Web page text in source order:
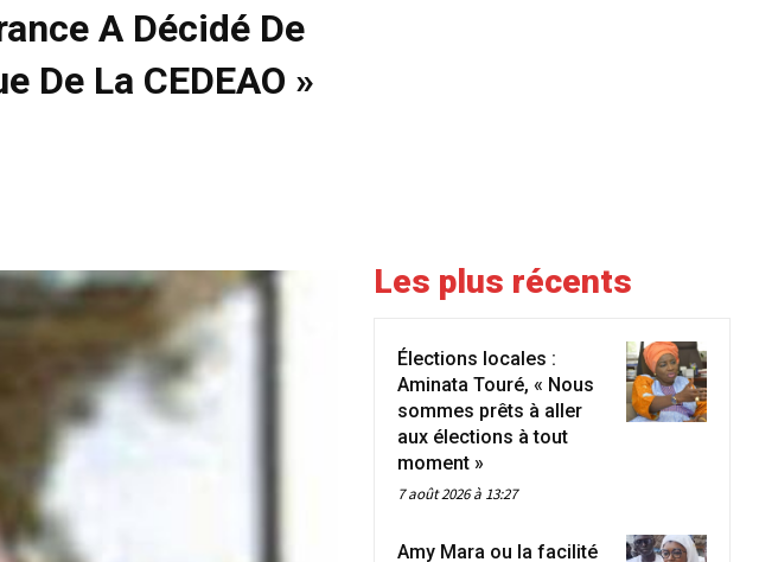
A Décidé De
De La CEDEAO »
Les plus récents
Élections locales :
Aminata Touré, « Nous
sommes prêts à aller
aux élections à tout
moment »
7 août 2026 à 13:27
Amy Mara ou la facilité